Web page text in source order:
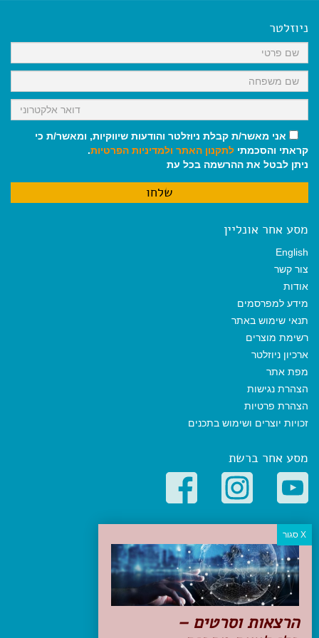
k
p
m
ניוזלטר
אני מאשר/ת קבלת ניוזלטר והודעות שיווקיות, ומאשר/ת כי
קראתי והסכמתי לתקנון האתר ולמדיניות הפרטיות.
ניתן לבטל את ההרשמה בכל עת
מסע אחר אונליין
English
צור קשר
אודות
מידע למפרסמים
תנאי שימוש באתר
רשימת מוצרים
ארכיון ניוזלטר
מפת אתר
הצהרת נגישות
הצהרת פרטיות
זכויות יוצרים ושימוש בתכנים
מסע אחר ברשת
קטגוריות פופולריות
יעדים
טיולים בישראל
מלונות בוטיק בישראל
טיפים והמלצות
הכנות לנסיעה
הרצאות וסרטים –